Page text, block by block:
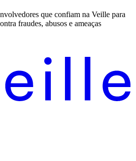
que confiam na Veille para
fraudes, abusos e ameaças